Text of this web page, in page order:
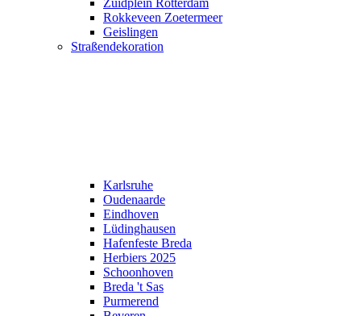
Zuidplein Rotterdam
Rokkeveen Zoetermeer
Geislingen
Straßendekoration
Karlsruhe
Oudenaarde
Eindhoven
Lüdinghausen
Hafenfeste Breda
Herbiers 2025
Schoonhoven
Breda 't Sas
Purmerend